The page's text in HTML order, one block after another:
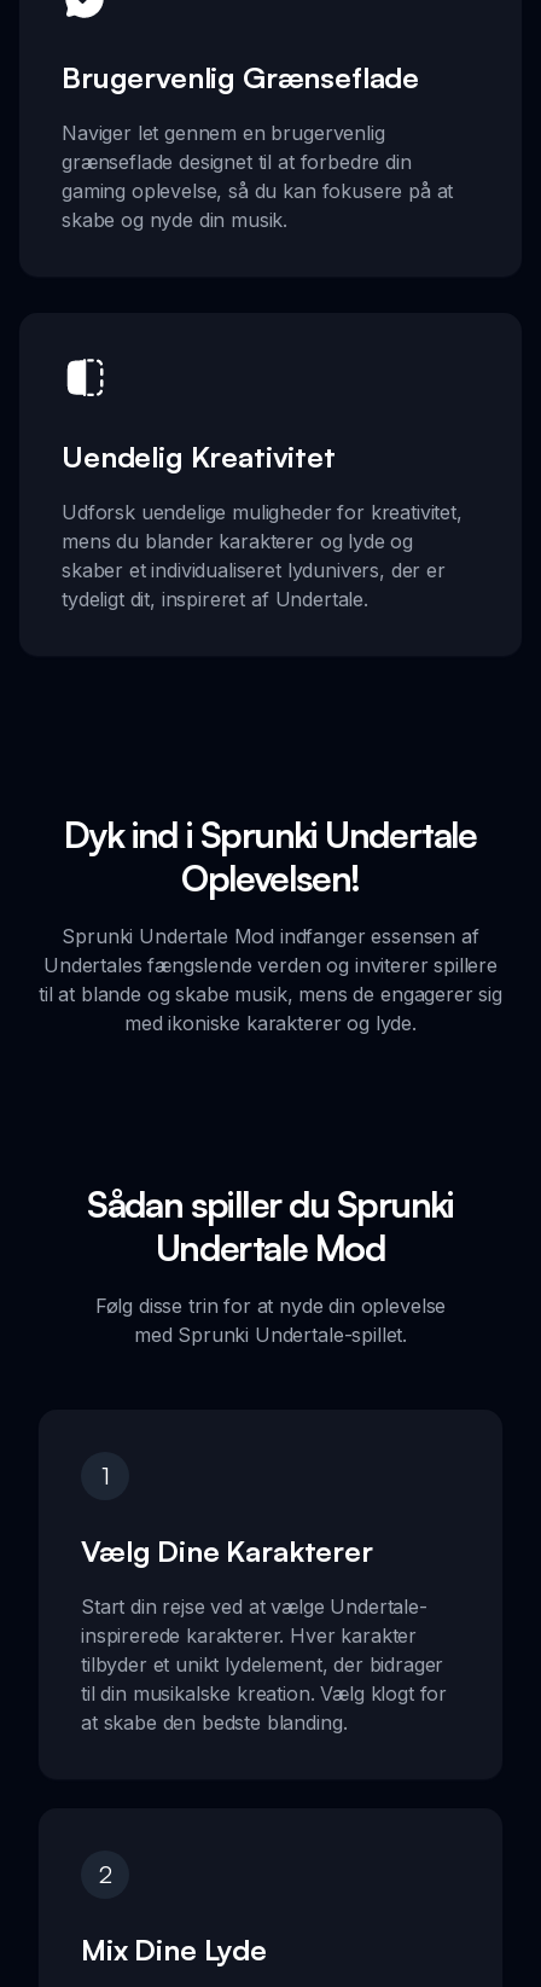
Brugervenlig Grænseflade
Naviger let gennem en brugervenlig
grænseflade designet til at forbedre din
gaming oplevelse, så du kan fokusere på at
skabe og nyde din musik.
Uendelig Kreativitet
Udforsk uendelige muligheder for kreativitet,
mens du blander karakterer og lyde og
skaber et individualiseret lydunivers, der er
tydeligt dit, inspireret af Undertale.
Dyk ind i Sprunki Undertale
Oplevelsen!
Sprunki Undertale Mod indfanger essensen af
Undertales fængslende verden og inviterer spillere
til at blande og skabe musik, mens de engagerer sig
med ikoniske karakterer og lyde.
Sådan spiller du Sprunki
Undertale Mod
Følg disse trin for at nyde din oplevelse
med Sprunki Undertale-spillet.
1
Vælg Dine Karakterer
Start din rejse ved at vælge Undertale-
inspirerede karakterer. Hver karakter
tilbyder et unikt lydelement, der bidrager
til din musikalske kreation. Vælg klogt for
at skabe den bedste blanding.
2
Mix Dine Lyde